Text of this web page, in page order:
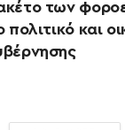
των
πολιτικό και